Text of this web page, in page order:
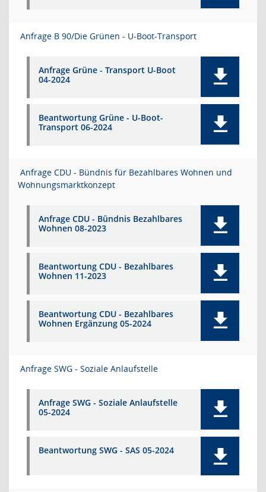
Anfrage B 90/Die Grünen - U-Boot-Transport
Anfrage Grüne - Transport U-Boot
04-2024
Beantwortung Grüne - U-Boot-
Transport 06-2024
Anfrage CDU - Bündnis für Bezahlbares Wohnen und
Wohnungsmarktkonzept
Anfrage CDU - Bündnis Bezahlbares
Wohnen 08-2023
Beantwortung CDU - Bezahlbares
Wohnen 11-2023
Beantwortung CDU - Bezahlbares
Wohnen Ergänzung 05-2024
Anfrage SWG - Soziale Anlaufstelle
Anfrage SWG - Soziale Anlaufstelle
05-2024
Beantwortung SWG - SAS 05-2024